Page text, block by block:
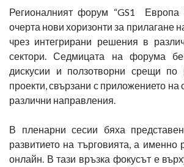
Регионалният форум “GS1 Европа
очерта нови хоризонти за прилагане
чрез интегрирани решения в
сектори. Седмицата на форума
дискусии и ползотворни срещи по
проекти, свързани с приложението на
различни направления.
В пленарни сесии бяха
развитието на търговията, а именно
онлайн. В тази връзка фокусът е